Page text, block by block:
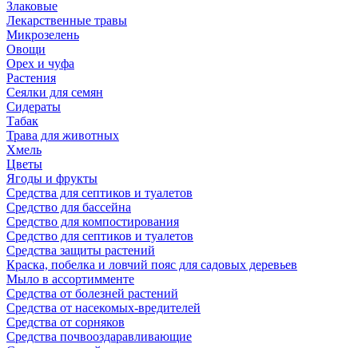
Злаковые
Лекарственные травы
Микрозелень
Овощи
Орех и чуфа
Растения
Сеялки для семян
Сидераты
Табак
Трава для животных
Хмель
Цветы
Ягоды и фрукты
Средства для септиков и туалетов
Средство для бассейна
Средство для компостирования
Средство для септиков и туалетов
Средства защиты растений
Краска, побелка и ловчий пояс для садовых деревьев
Мыло в ассортимменте
Средства от болезней растений
Средства от насекомых-вредителей
Средства от сорняков
Средства почвооздаравливающие